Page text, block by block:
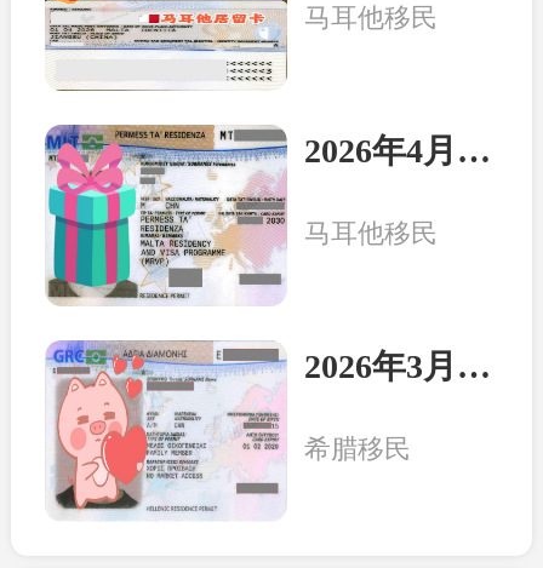
马耳他移民
2026年4月8日：马耳他客户一家三口收到永居卡
马耳他移民
2026年3月20日：希腊客户一家三口收获永居卡
希腊移民